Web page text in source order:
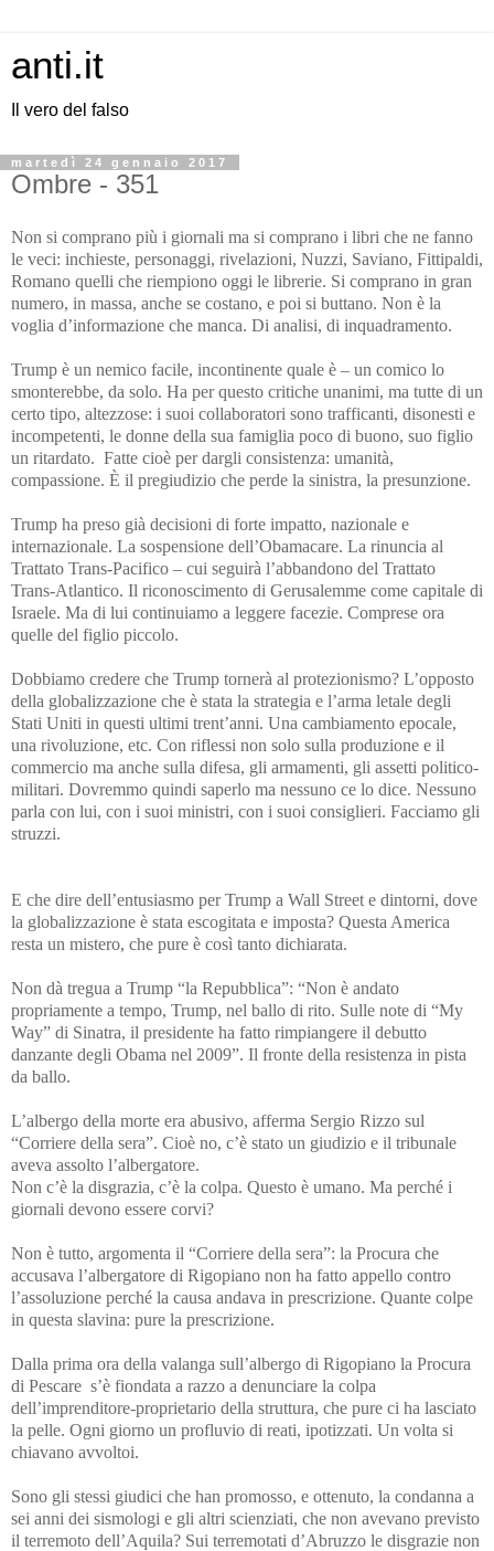
anti.it
Il vero del falso
martedì 24 gennaio 2017
Ombre - 351
Non si comprano più i giornali ma si comprano i libri che ne fanno
le veci: inchieste, personaggi, rivelazioni, Nuzzi, Saviano, Fittipaldi,
Romano quelli che riempiono oggi le librerie. Si comprano in gran
numero, in massa, anche se costano, e poi si buttano. Non è la
voglia d’informazione che manca. Di analisi, di inquadramento.
Trump è un nemico facile, incontinente quale è – un comico lo
smonterebbe, da solo. Ha per questo critiche unanimi, ma tutte di un
certo tipo, altezzose: i suoi collaboratori sono trafficanti, disonesti e
incompetenti, le donne della sua famiglia poco di buono, suo figlio
un ritardato. Fatte cioè per dargli consistenza: umanità,
compassione. È il pregiudizio che perde la sinistra, la presunzione.
Trump ha preso già decisioni di forte impatto, nazionale e
internazionale. La sospensione dell’Obamacare. La rinuncia al
Trattato Trans-Pacifico – cui seguirà l’abbandono del Trattato
Trans-Atlantico. Il riconoscimento di Gerusalemme come capitale di
Israele. Ma di lui continuiamo a leggere facezie. Comprese ora
quelle del figlio piccolo.
Dobbiamo credere che Trump tornerà al protezionismo? L’opposto
della globalizzazione che è stata la strategia e l’arma letale degli
Stati Uniti in questi ultimi trent’anni. Una cambiamento epocale,
una rivoluzione, etc. Con riflessi non solo sulla produzione e il
commercio ma anche sulla difesa, gli armamenti, gli assetti politico-
militari. Dovremmo quindi saperlo ma nessuno ce lo dice. Nessuno
parla con lui, con i suoi ministri, con i suoi consiglieri. Facciamo gli
struzzi.
E che dire dell’entusiasmo per Trump a Wall Street e dintorni, dove
la globalizzazione è stata escogitata e imposta? Questa America
resta un mistero, che pure è così tanto dichiarata.
Non dà tregua a Trump “la Repubblica”: “Non è andato
propriamente a tempo, Trump, nel ballo di rito. Sulle note di “My
Way” di Sinatra, il presidente ha fatto rimpiangere il debutto
danzante degli Obama nel 2009”. Il fronte della resistenza in pista
da ballo.
L’albergo della morte era abusivo, afferma Sergio Rizzo sul
“Corriere della sera”. Cioè no, c’è stato un giudizio e il tribunale
aveva assolto l’albergatore.
Non c’è la disgrazia, c’è la colpa. Questo è umano. Ma perché i
giornali devono essere corvi?
Non è tutto, argomenta il “Corriere della sera”: la Procura che
accusava l’albergatore di Rigopiano non ha fatto appello contro
l’assoluzione perché la causa andava in prescrizione. Quante colpe
in questa slavina: pure la prescrizione.
Dalla prima ora della valanga sull’albergo di Rigopiano la Procura
di Pescare s’è fiondata a razzo a denunciare la colpa
dell’imprenditore-proprietario della struttura, che pure ci ha lasciato
la pelle. Ogni giorno un profluvio di reati, ipotizzati. Un volta si
chiavano avvoltoi.
Sono gli stessi giudici che han promosso, e ottenuto, la condanna a
sei anni dei sismologi e gli altri scienziati, che non avevano previsto
il terremoto dell’Aquila? Sui terremotati d’Abruzzo le disgrazie non